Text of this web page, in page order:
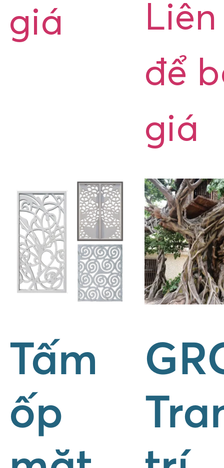
giá
để
giá
Tấm
ốp